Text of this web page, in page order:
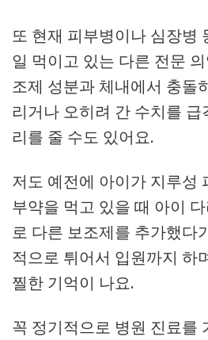
또 현재 피부병이나 심장병
일 먹이고 있는 다른 전문
조제 성분과 체내에서 충돌
리거나 오히려 간 수치를
리를 줄 수도 있어요.
저도 예전에 아이가 지루성
부약을 먹고 있을 때 아이
로 다른 보조제를 추가했다
적으로 튀어서 입원까지 하
찔한 기억이 나요.
꼭 정기적으로 병원 진료를